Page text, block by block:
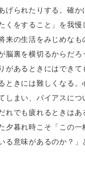
げられたりする。確か
くをすること」を我慢
来の生活をみじめなも
脳裏を横切るからだろ
があるときにはできて
ときには難しくなる。
しまい、バイアスにつ
れでも疲れるときはあ
夕暮れ時こそ「この一
る意味があるのか？」